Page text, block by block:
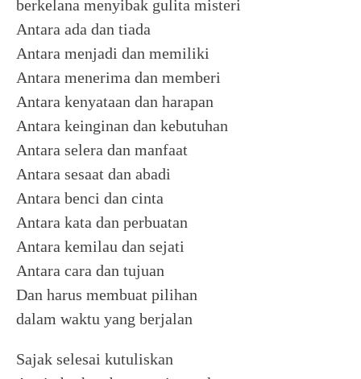
berkelana menyibak gulita misteri
Antara ada dan tiada
Antara menjadi dan memiliki
Antara menerima dan memberi
Antara kenyataan dan harapan
Antara keinginan dan kebutuhan
Antara selera dan manfaat
Antara sesaat dan abadi
Antara benci dan cinta
Antara kata dan perbuatan
Antara kemilau dan sejati
Antara cara dan tujuan
Dan harus membuat pilihan
dalam waktu yang berjalan
Sajak selesai kutuliskan